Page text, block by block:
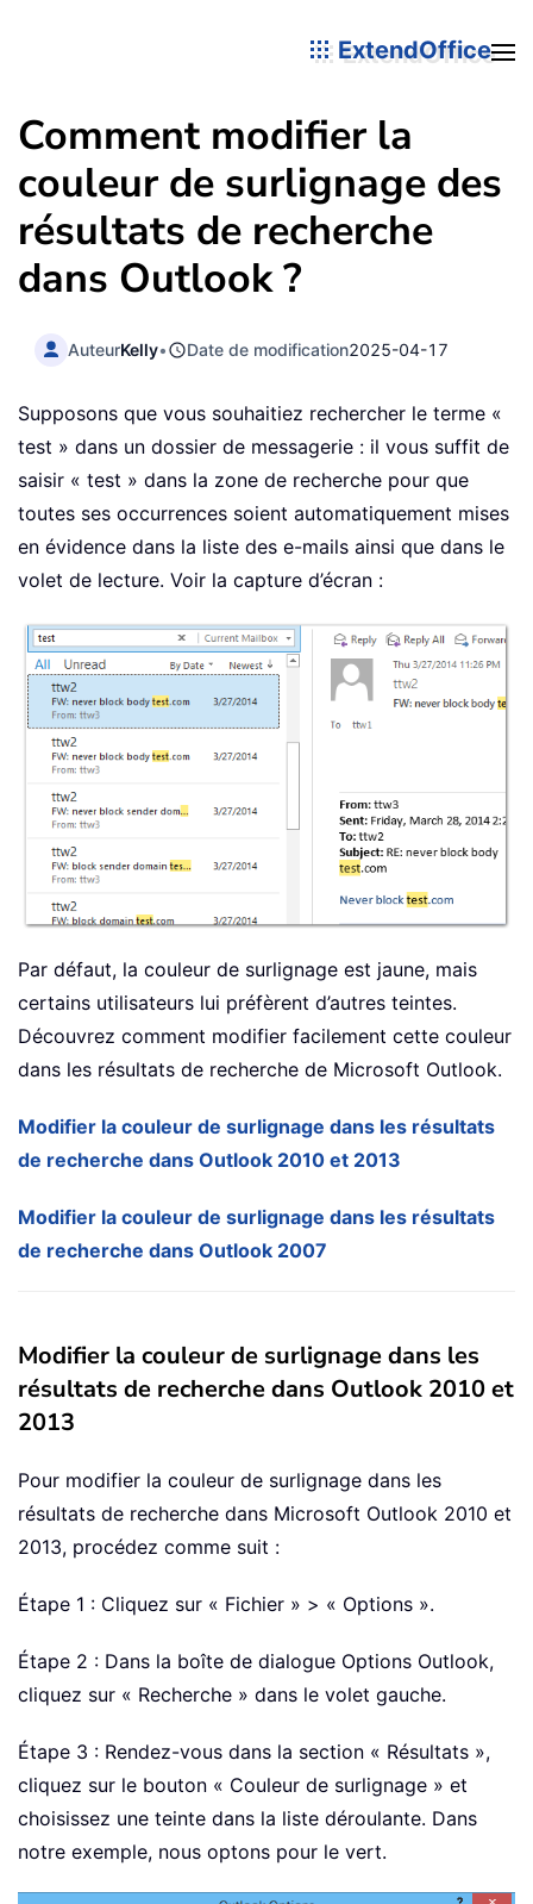
ExtendOffice
Comment modifier la
couleur de surlignage des
résultats de recherche
dans Outlook ?
AuteurKelly• Date de modification2025-04-17
Supposons que vous souhaitiez rechercher le terme «
test » dans un dossier de messagerie : il vous suffit de
saisir « test » dans la zone de recherche pour que
toutes ses occurrences soient automatiquement mises
en évidence dans la liste des e-mails ainsi que dans le
volet de lecture. Voir la capture d’écran :
Par défaut, la couleur de surlignage est jaune, mais
certains utilisateurs lui préfèrent d’autres teintes.
Découvrez comment modifier facilement cette couleur
dans les résultats de recherche de Microsoft Outlook.
Modifier la couleur de surlignage dans les résultats
de recherche dans Outlook 2010 et 2013
Modifier la couleur de surlignage dans les résultats
de recherche dans Outlook 2007
Modifier la couleur de surlignage dans les
résultats de recherche dans Outlook 2010 et
2013
Pour modifier la couleur de surlignage dans les
résultats de recherche dans Microsoft Outlook 2010 et
2013, procédez comme suit :
Étape 1 : Cliquez sur « Fichier » > « Options ».
Étape 2 : Dans la boîte de dialogue Options Outlook,
cliquez sur « Recherche » dans le volet gauche.
Étape 3 : Rendez-vous dans la section « Résultats »,
cliquez sur le bouton « Couleur de surlignage » et
choisissez une teinte dans la liste déroulante. Dans
notre exemple, nous optons pour le vert.